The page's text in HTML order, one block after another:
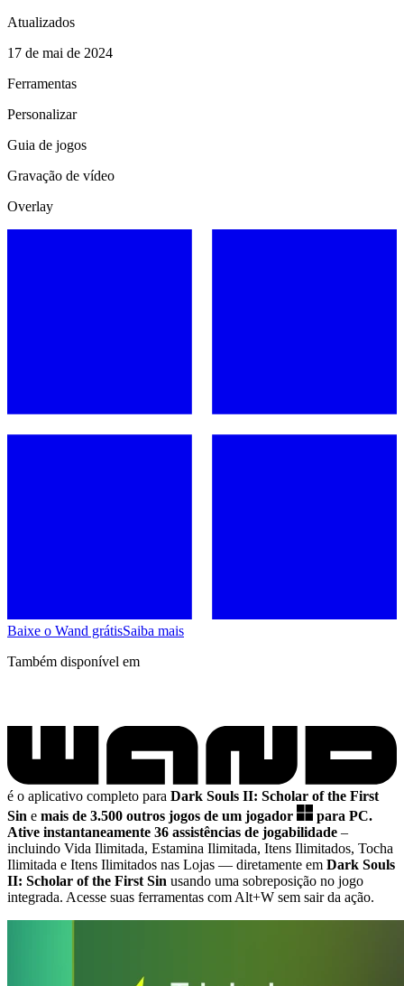
Atualizados
17 de mai de 2024
Ferramentas
Personalizar
Guia de jogos
Gravação de vídeo
Overlay
Baixe o Wand grátisSaiba mais
Também disponível em
é o aplicativo completo para Dark Souls II: Scholar of the First
Sin e mais de 3.500 outros jogos de um jogador
para PC.
Ative instantaneamente 36 assistências de jogabilidade –
incluindo Vida Ilimitada, Estamina Ilimitada, Itens Ilimitados, Tocha
Ilimitada e Itens Ilimitados nas Lojas — diretamente em Dark Souls
II: Scholar of the First Sin usando uma sobreposição no jogo
integrada. Acesse suas ferramentas com Alt+W sem sair da ação.